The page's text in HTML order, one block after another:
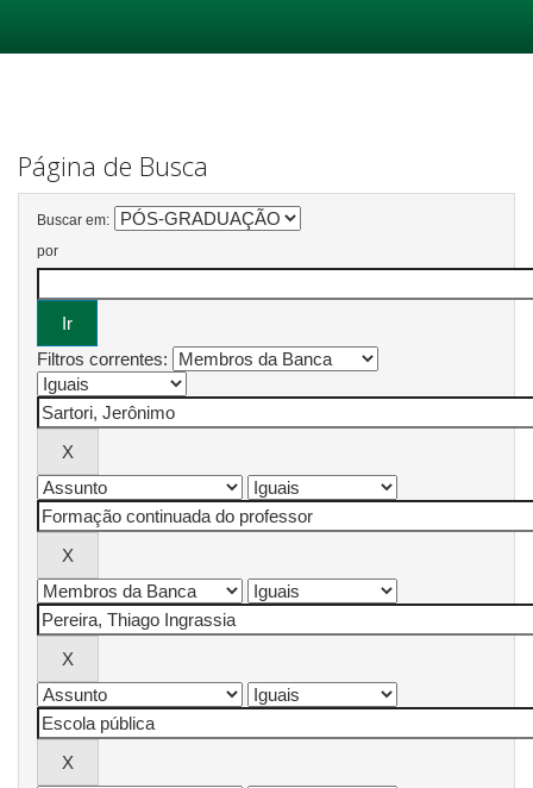
Página de Busca
Buscar em:
por
Filtros correntes: